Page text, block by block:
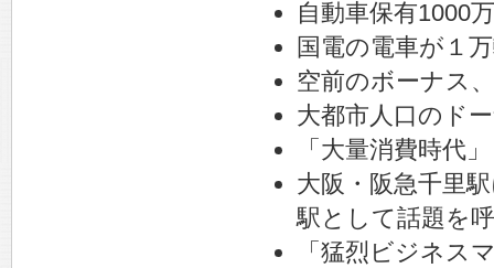
自動車保有1000
国電の電車が１
空前のボーナス
大都市人口のド
「大量消費時代
大阪・阪急千里
駅として話題を
「猛烈ビジネス